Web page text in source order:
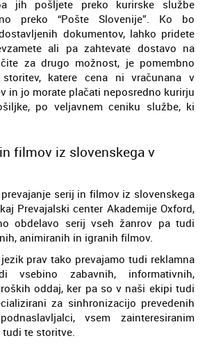
jih pošljete preko kurirske službe
preko “Pošte Slovenije”. Ko bo
dokumentov, lahko pridete
ali pa zahtevate dostavo na
za drugo možnost, je pomembno
katere cena ni vračunana v
in jo morate plačati neposredno kurirju
po veljavnem ceniku službe, ki
filmov iz slovenskega v
serij in filmov iz slovenskega
Prevajalski center Akademije Oxford,
obdelavo serij vseh žanrov pa tudi
animiranih in igranih filmov.
prav tako prevajamo tudi reklamna
vsebino zabavnih, informativnih,
oddaj, ker pa so v naši ekipi tudi
za sinhronizacijo prevedenih
vsem zainteresiranim
te storitve.